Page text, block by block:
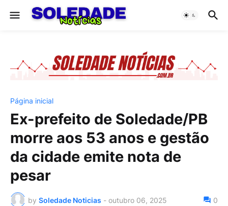
Página inicial
Ex-prefeito de Soledade/PB
morre aos 53 anos e gestão
da cidade emite nota de
pesar
by Soledade Noticias - outubro 06, 2025 0